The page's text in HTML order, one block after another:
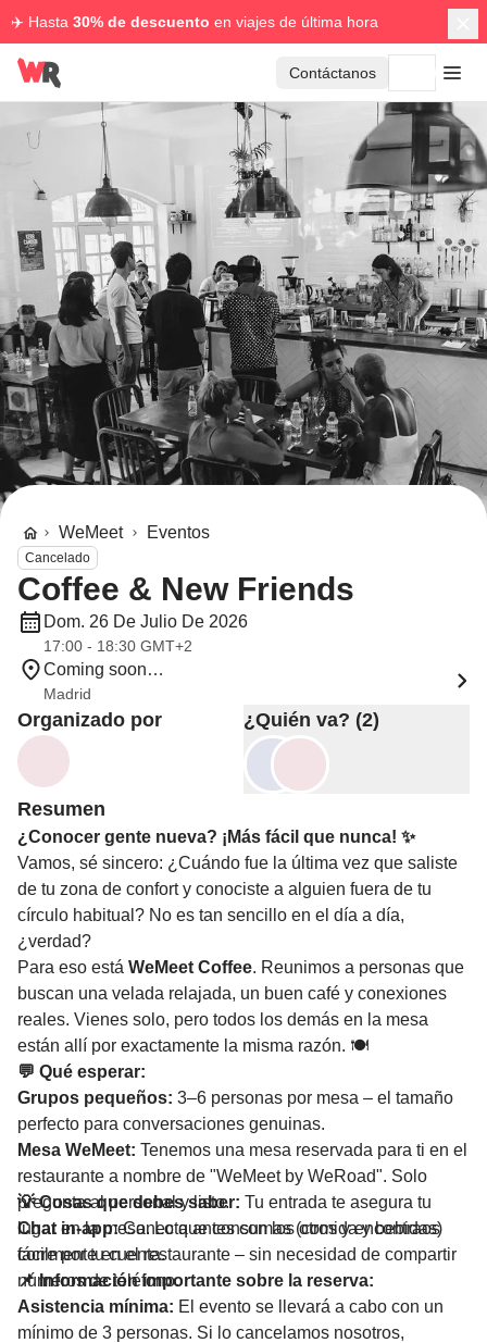
✈️ Hasta 30% de descuento en viajes de última hora
Contáctanos
WeMeet Eventos
Cancelado
Coffee & New Friends
Dom. 26 De Julio De 2026
17:00 - 18:30 GMT+2
Coming soon…
Madrid
Organizado por ¿Quién va? (2)
Resumen
¿Conocer gente nueva? ¡Más fácil que nunca! ✨
Vamos, sé sincero: ¿Cuándo fue la última vez que saliste
de tu zona de confort y conociste a alguien fuera de tu
círculo habitual? No es tan sencillo en el día a día,
¿verdad?
Para eso está WeMeet Coffee. Reunimos a personas que
buscan una velada relajada, un buen café y conexiones
reales. Vienes solo, pero todos los demás en la mesa
están allí por exactamente la misma razón. 🍽️
💬 Qué esperar:
Grupos pequeños: 3–6 personas por mesa – el tamaño
perfecto para conversaciones genuinas.
Mesa WeMeet: Tenemos una mesa reservada para ti en el
restaurante a nombre de "WeMeet by WeRoad". Solo
pregunta al personal y listo.
Chat in-app:Conecta antes con los otros y encontraos
fácilmente en el restaurante – sin necesidad de compartir
números de teléfono.
💡 Cosas que debes saber: Tu entrada te asegura tu
lugar en la mesa. Lo que consumas (comida y bebidas)
corre por tu cuenta.
📌 Información importante sobre la reserva:
Asistencia mínima: El evento se llevará a cabo con un
mínimo de 3 personas. Si lo cancelamos nosotros,